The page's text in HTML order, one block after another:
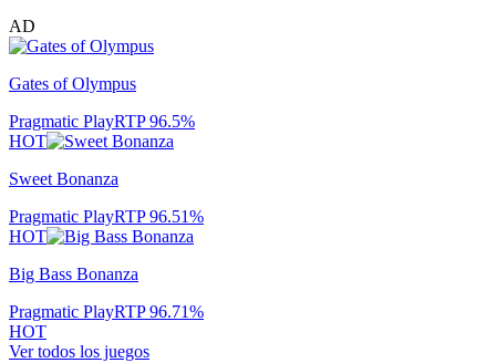
AD
Gates of Olympus
Pragmatic PlayRTP96.5%
HOT
Sweet Bonanza
Pragmatic PlayRTP96.51%
HOT
Big Bass Bonanza
Pragmatic PlayRTP96.71%
HOT
Ver todos los juegos